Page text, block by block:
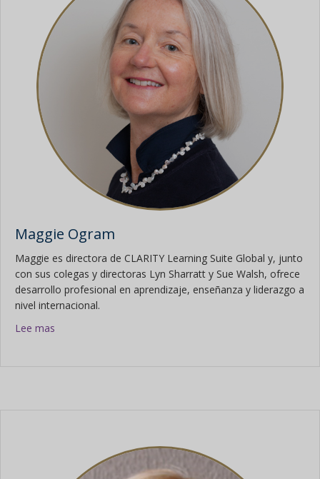
Maggie Ogram
Maggie es directora de CLARITY Learning Suite Global y, junto
con sus colegas y directoras Lyn Sharratt y Sue Walsh, ofrece
desarrollo profesional en aprendizaje, enseñanza y liderazgo a
nivel internacional.
Lee mas